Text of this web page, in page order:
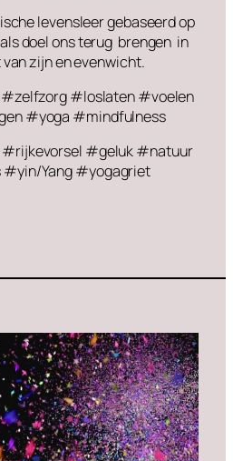
levensleer gebaseerd op
doel ons terug brengen in
zijn en evenwicht.
#loslaten #voelen
#yoga #mindfulness
#geluk #natuur
Yang #yogagriet